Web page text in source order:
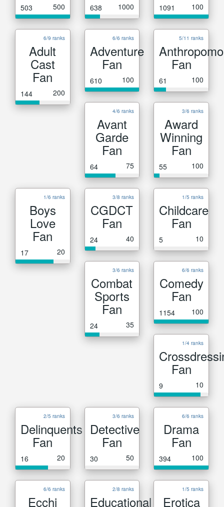
503 500 638 1000 1091 100
6/9 ranks
Adult
Cast
Fan
144 200
6/6 ranks
Adventure
Fan
610 100
5/11 ranks
Fan
61 100
4/6 ranks
Avant
Garde
Fan
64 75
3/6 ranks
Award
Winning
Fan
55 100
1/6 ranks
Boys
Love
Fan
17 20
3/8 ranks
CGDCT
Fan
24 40
1/5 ranks
Childcare
Fan
5 10
3/6 ranks
Combat
Sports
Fan
24 35
6/6 ranks
Comedy
Fan
1154 100
1/4 ranks
Fan
9 10
2/5 ranks
Delinquents
Fan
16 20
3/6 ranks
Detective
Fan
30 50
6/6 ranks
Drama
Fan
394 100
6/6 ranks
Ecchi
2/8 ranks
Educational
1/5 ranks
Erotica